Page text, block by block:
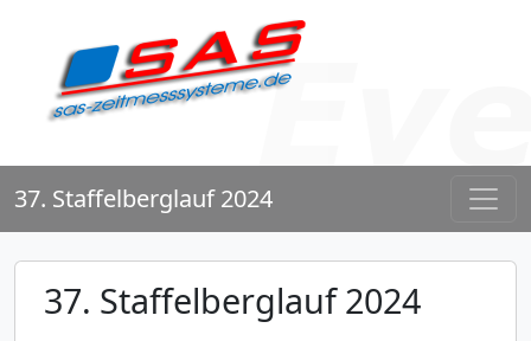
37. Staffelberglauf 2024
37. Staffelberglauf 2024